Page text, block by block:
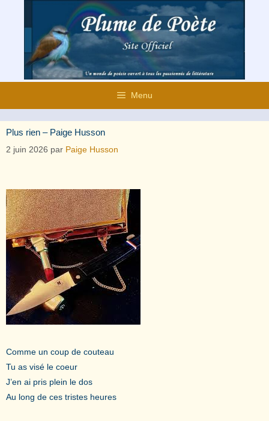
contenu
Menu
Plus rien – Paige Husson
2 juin 2026 par Paige Husson
Comme un coup de couteau
Tu as visé le coeur
J’en ai pris plein le dos
Au long de ces tristes heures